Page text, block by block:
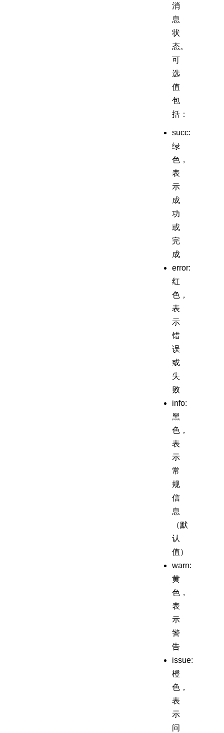
消
息
状
态。
可
选
值
包
括：
succ:
绿
色，
表
示
成
功
或
完
成
error:
红
色，
表
示
错
误
或
失
败
info:
黑
色，
表
示
常
规
信
息
（默
认
值）
warn:
黄
色，
表
示
警
告
issue:
橙
色，
表
示
问